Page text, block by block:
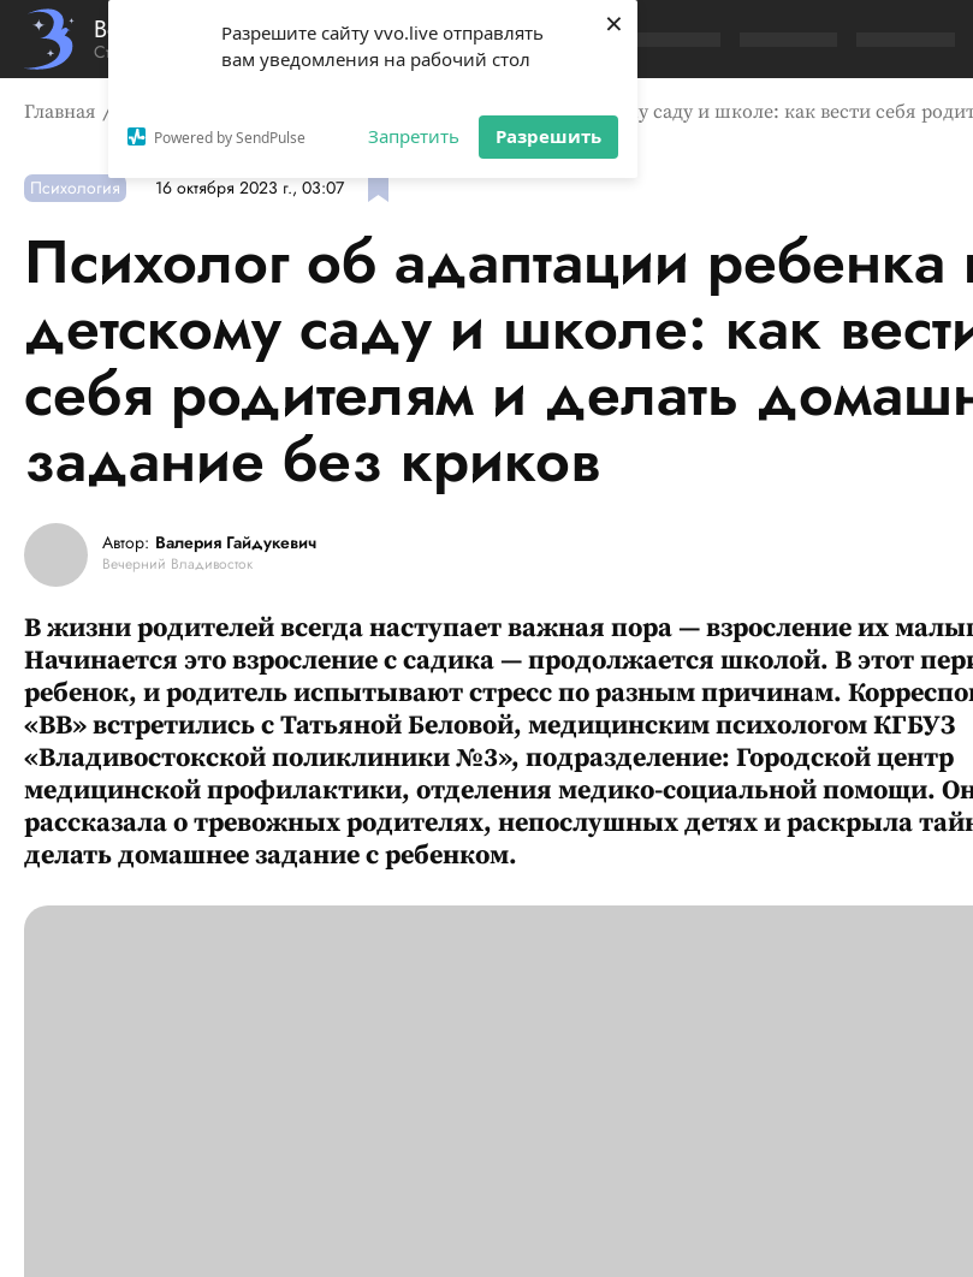
Разрешите сайту vvo.live отправлять
вам уведомления на рабочий стол
Powered by SendPulse Запретить Разрешить
×
Вечерний Владивосток
Стиль жизни твоего города
Главная Психолог об адаптации ребенка к детскому саду и школе: как вести себя
Психология 16 октября 2023 г., 03:07
Психолог об адаптации ребенка
детскому саду и школе: как
себя родителям и делать
задание без криков
Автор: Валерия Гайдукевич
Вечерний Владивосток
В жизни родителей всегда наступает важная пора — взросление их
Начинается это взросление с садика — продолжается школой. В этот
ребенок, и родитель испытывают стресс по разным причинам.
«ВВ» встретились с Татьяной Беловой, медицинским психологом КГБУЗ
«Владивостокской поликлиники №3», подразделение: Городской центр
медицинской профилактики, отделения медико-социальной помощи.
рассказала о тревожных родителях, непослушных детях и раскрыла
делать домашнее задание с ребенком.